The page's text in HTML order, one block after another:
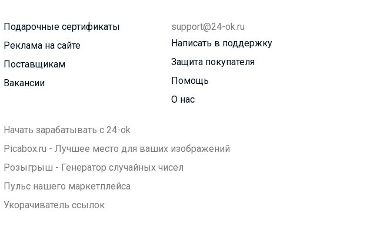
Подарочные сертификаты
Реклама на сайте
Поставщикам
Вакансии
support@24-ok.ru
Написать в поддержку
Защита покупателя
Помощь
О нас
Начать зарабатывать с 24-ok
Picabox.ru - Лучшее место для ваших изображений
Розыгрыш - Генератор случайных чисел
Пульс нашего маркетплейса
Укорачиватель ссылок